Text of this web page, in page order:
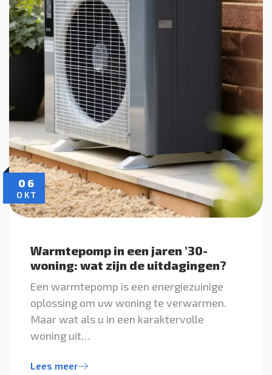
06
OKT
Warmtepomp in een jaren ’30-
woning: wat zijn de uitdagingen?
Een warmtepomp is een energiezuinige
oplossing om uw woning te verwarmen.
Maar wat als u in een karaktervolle
woning uit…
Lees meer